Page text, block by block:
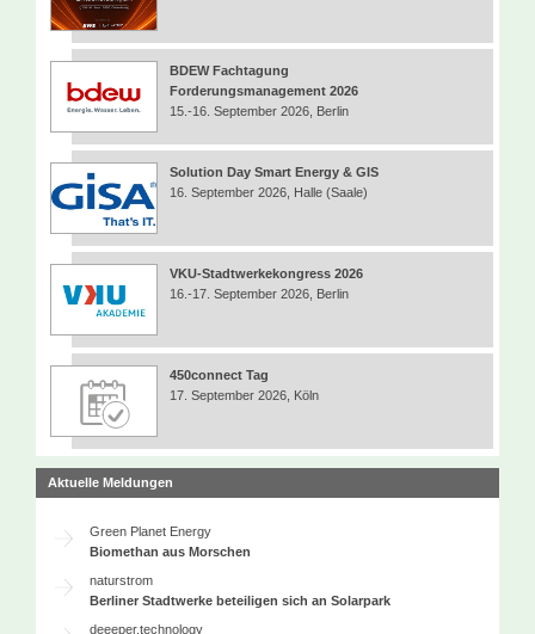
BDEW Fachtagung
Forderungsmanagement 2026
15.-16. September 2026, Berlin
Solution Day Smart Energy & GIS
16. September 2026, Halle (Saale)
VKU-Stadtwerkekongress 2026
16.-17. September 2026, Berlin
450connect Tag
17. September 2026, Köln
Aktuelle Meldungen
Green Planet Energy
Biomethan aus Morschen
naturstrom
Berliner Stadtwerke beteiligen sich an Solarpark
deeeper.technology